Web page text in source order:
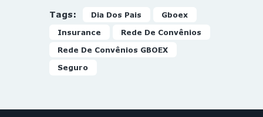
Tags: Dia Dos Pais Gboex
Insurance Rede De Convênios
Rede De Convênios GBOEX
Seguro